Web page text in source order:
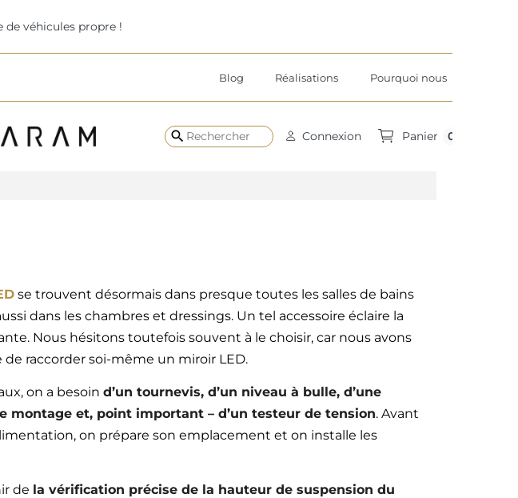
véhicules propre !
Blog Réalisations Pourquoi nous
search Connexion Panier 0
se trouvent désormais dans presque toutes les salles de bains
dans les chambres et dressings. Un tel accessoire éclaire la
Nous hésitons toutefois souvent à le choisir, car nous avons
raccorder soi-même un miroir LED.
on a besoin d’un tournevis, d’un niveau à bulle, d’une
montage et, point important – d’un testeur de tension. Avant
on prépare son emplacement et on installe les
de la vérification précise de la hauteur de suspension du